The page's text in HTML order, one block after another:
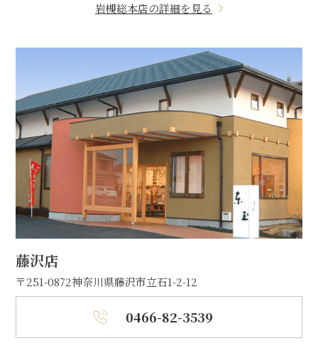
岩槻総本店の詳細を見る
藤沢店
〒251-0872神奈川県藤沢市立石1-2-12
0466-82-3539